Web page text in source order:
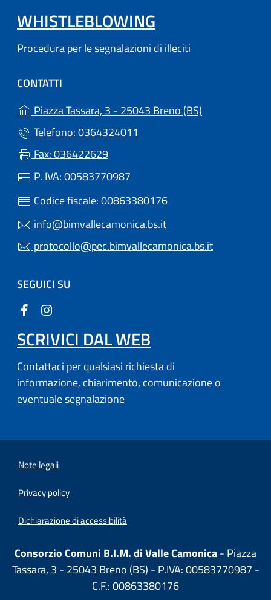
WHISTLEBLOWING
Procedura per le segnalazioni di illeciti
CONTATTI
Piazza Tassara, 3 - 25043 Breno (BS)
Telefono: 0364324011
Fax: 036422629
P. IVA: 00583770987
Codice fiscale: 00863380176
info@bimvallecamonica.bs.it
protocollo@pec.bimvallecamonica.bs.it
SEGUICI SU
SCRIVICI DAL WEB
Contattaci per qualsiasi richiesta di
informazione, chiarimento, comunicazione o
eventuale segnalazione
Note legali
Privacy policy
Dichiarazione di accessibilità
Consorzio Comuni B.I.M. di Valle Camonica- Piazza
Tassara, 3 - 25043 Breno (BS) - P.IVA: 00583770987 -
C.F.: 00863380176